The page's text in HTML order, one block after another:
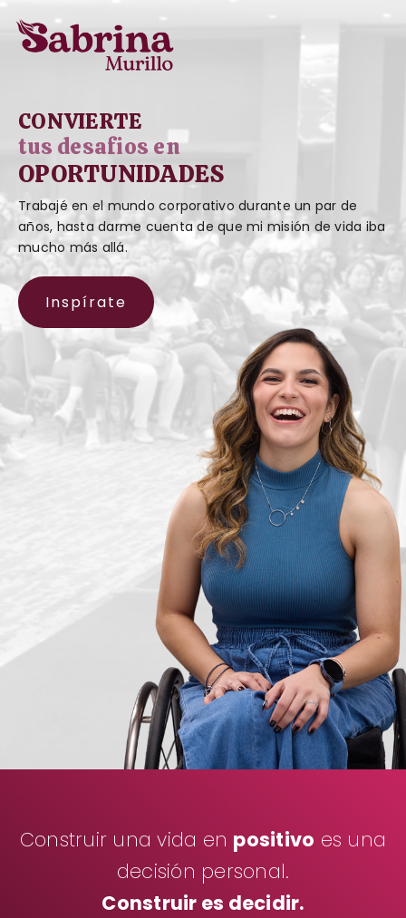
CONVIERTE
tus desafios en
OPORTUNIDADES
Trabajé en el mundo corporativo durante un par de
años, hasta darme cuenta de que mi misión de vida iba
mucho más allá.
Inspírate
Construir una vida en positivo es una
decisión personal.
Construir es decidir.